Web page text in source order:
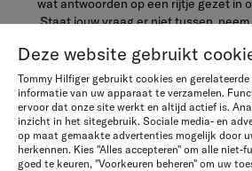
wat antwoorden op een rijtje gezet in
Staat jouw vraag er niet tussen,
WAAROM WE
LIFE HEBBEN
Deze website gebruikt
Tommy Hilfiger gebruikt cookies en
informatie van uw apparaat te verzamelen.
ervoor dat onze site werkt en altijd actief is.
inzicht in het sitegebruik. Sociale media- en
op maat gemaakte advertenties mogelijk door
herkennen. Kies "Alles accepteren" om alle niet-
goed te keuren, "Voorkeuren beheren" om uw